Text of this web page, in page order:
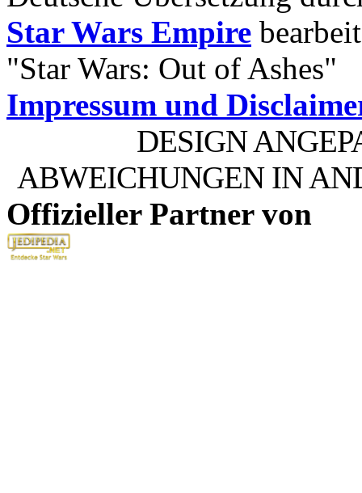
Star Wars Empire
"Star Wars: Out of Ashes"
Impressum und
DESIGN
ABWEICHUNGEN IN
Offizieller Partner von